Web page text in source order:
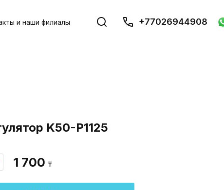
и наши филиалы +77026944908
K50-P1125
1 700 ₸